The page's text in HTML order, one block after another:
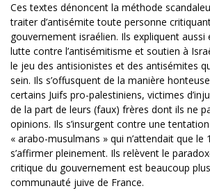
Ces textes dénoncent la méthode
traiter d’antisémite toute personne
gouvernement israélien. Ils expliquent
lutte contre l’antisémitisme et soutien à
le jeu des antisionistes et des antisémites
sein. Ils s’offusquent de la manière
certains Juifs pro-palestiniens, victimes
de la part de leurs (faux) frères dont ils ne
opinions. Ils s’insurgent contre une
« arabo-musulmans » qui n’attendait que
s’affirmer pleinement. Ils relèvent le
critique du gouvernement est beaucoup
communauté juive de France.